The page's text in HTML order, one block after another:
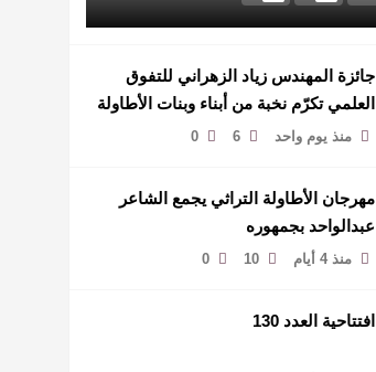
جائزة المهندس زياد الزهراني للتفوق
العلمي تكرّم نخبة من أبناء وبنات الأطاولة
منذ يوم واحد 6
0
مهرجان الأطاولة التراثي يجمع الشاعر
عبدالواحد بجمهوره
منذ 4 أيام 10
0
افتتاحية العدد 130